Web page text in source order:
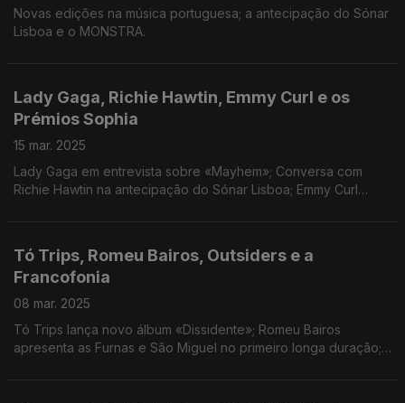
Novas edições na música portuguesa; a antecipação do Sónar
Lisboa e o MONSTRA.
Lady Gaga, Richie Hawtin, Emmy Curl e os
Prémios Sophia
15 mar. 2025
Lady Gaga em entrevista sobre «Mayhem»; Conversa com
Richie Hawtin na antecipação do Sónar Lisboa; Emmy Curl
Tó Trips, Romeu Bairos, Outsiders e a
Francofonia
08 mar. 2025
Tó Trips lança novo álbum «Dissidente»; Romeu Bairos
apresenta as Furnas e São Miguel no primeiro longa duração;